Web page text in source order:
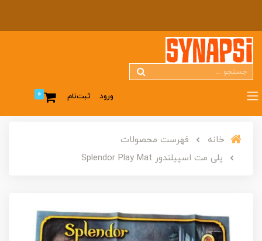
ورود ثبت‌نام 0
خانه
فهرست محصولات
پلی مت اسپیلندور Splendor Play Mat